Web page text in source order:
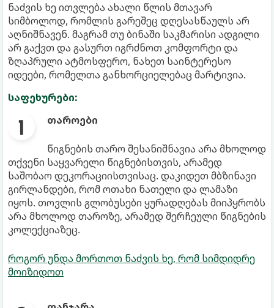
ნაძვის ხე ითვლება ახალი წლის მთავარ
სიმბოლოდ, რომლის გარეშეც დღესასწაულს არ
აღნიშნავენ. მაგრამ თუ ბინაში საკმარისი ადგილი
არ გაქვთ და გასურთ იგრძნოთ კომფორტი და
ზღაპრული ატმოსფერო, ნახეთ საინტერესო
იდეები, რომელთა განხორციელებაც მარტივია.
საფეხურები:
თაროები
წიგნების თარო შესანიშნავია არა მხოლოდ
თქვენი საყვარელი წიგნებისთვის, არამედ
საშობაო დეკორაციისთვისაც. დაკიდეთ მბზინავი
გირლანდები, რომ ოთახი ნათელი და ლამაზი
იყოს. თოვლის გლობუსები ყურადღებას მიიპყრობს
არა მხოლოდ თაროზე, არამედ შერჩეული წიგნების
კოლექციაზეც.
როგორ უნდა მორთოთ ნაძვის ხე, რომ სიმდიდრე
მოიზიდოთ